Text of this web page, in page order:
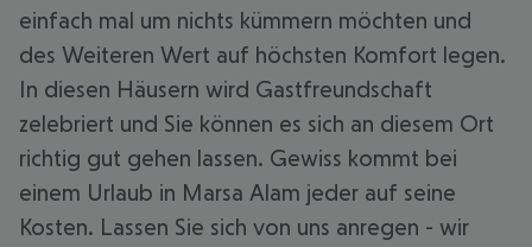
einfach mal um nichts kümmern möchten und
des Weiteren Wert auf höchsten Komfort legen.
In diesen Häusern wird Gastfreundschaft
zelebriert und Sie können es sich an diesem Ort
richtig gut gehen lassen. Gewiss kommt bei
einem Urlaub in Marsa Alam jeder auf seine
Kosten. Lassen Sie sich von uns anregen - wir